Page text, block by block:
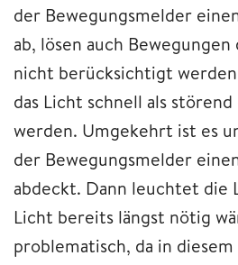
der Bewegungsmelder
ab, lösen auch Bewegungen
nicht berücksichtigt
das Licht schnell als
werden. Umgekehrt ist es
der Bewegungsmelder
abdeckt. Dann leuchtet die
Licht bereits längst nötig
problematisch, da in